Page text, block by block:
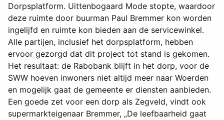
Dorpsplatform. Uittenbogaard Mode stopte, waardoor
deze ruimte door buurman Paul Bremmer kon worden
ingelijfd en ruimte kon bieden aan de servicewinkel.
Alle partijen, inclusief het dorpsplatform, hebben
ervoor gezorgd dat dit project tot stand is gekomen.
Het resultaat: de Rabobank blijft in het dorp, voor de
SWW hoeven inwoners niet altijd meer naar Woerden
en mogelijk gaat de gemeente er diensten aanbieden.
Een goede zet voor een dorp als Zegveld, vindt ook
supermarkteigenaar Bremmer, „De leefbaarheid gaat